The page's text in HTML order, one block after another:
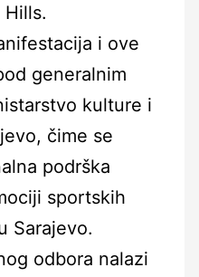
i ove
generalnim
kulture i
čime se
podrška
sportskih
Sarajevo.
odbora nalazi